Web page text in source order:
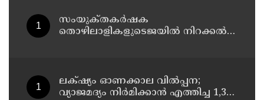
സംയുക്‌തകർഷക
തൊഴിലാളികളുടെജയിൽ നിറക്കൽ
ലക്‌ഷ്യം ഓണക്കാല വിൽപ്പന;
വ്യാജമദ്യം നിർമിക്കാൻ എത്തിച്ച 1,350